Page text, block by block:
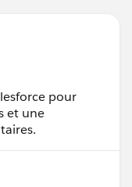
pour
et une